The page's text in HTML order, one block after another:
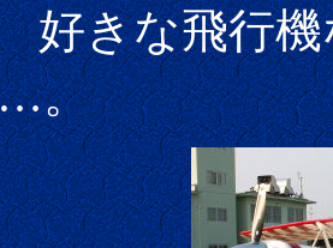
行機なの
。